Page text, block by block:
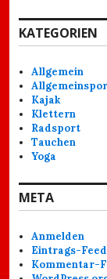
KATEGORIEN
Allgemein
Kajak
Klettern
Radsport
Tauchen
Yoga
META
Anmelden
Eintrags-Feed
Kommentar-